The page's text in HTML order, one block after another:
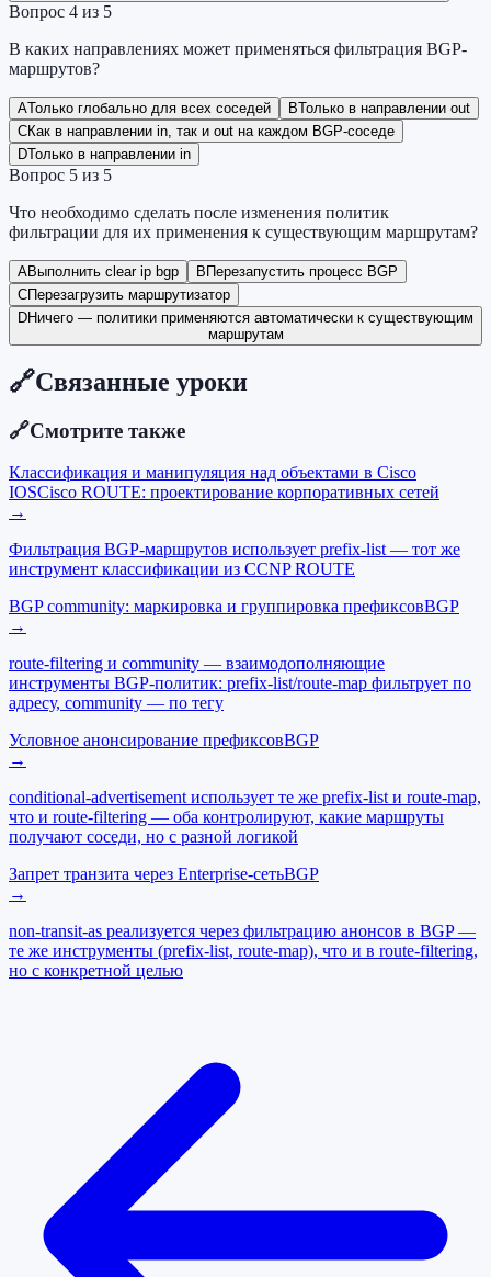
Вопрос 4 из 5
В каких направлениях может применяться фильтрация BGP-
маршрутов?
AТолько глобально для всех соседей BТолько в направлении out
CКак в направлении in, так и out на каждом BGP-соседе
DТолько в направлении in
Вопрос 5 из 5
Что необходимо сделать после изменения политик
фильтрации для их применения к существующим маршрутам?
AВыполнить clear ip bgp B Перезапустить процесс BGP
CПерезагрузить маршрутизатор
DНичего — политики применяются автоматически к существующим
маршрутам
🔗Связанные уроки
🔗Смотрите также
Классификация и манипуляция над объектами в Cisco
IOSCisco ROUTE: проектирование корпоративных сетей
→
Фильтрация BGP-маршрутов использует prefix-list — тот же
инструмент классификации из CCNP ROUTE
BGP community: маркировка и группировка префиксовBGP
→
route-filtering и community — взаимодополняющие
инструменты BGP-политик: prefix-list/route-map фильтрует по
адресу, community — по тегу
Условное анонсирование префиксовBGP
→
conditional-advertisement использует те же prefix-list и route-map,
что и route-filtering — оба контролируют, какие маршруты
получают соседи, но с разной логикой
Запрет транзита через Enterprise-сетьBGP
→
non-transit-as реализуется через фильтрацию анонсов в BGP —
те же инструменты (prefix-list, route-map), что и в route-filtering,
но с конкретной целью